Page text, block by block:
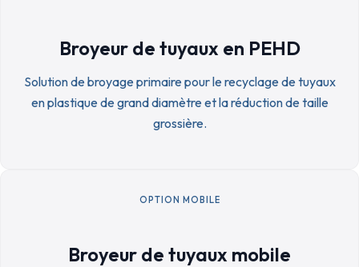
Broyeur de tuyaux en PEHD
Solution de broyage primaire pour le recyclage de tuyaux
en plastique de grand diamètre et la réduction de taille
grossière.
OPTION MOBILE
Broyeur de tuyaux mobile